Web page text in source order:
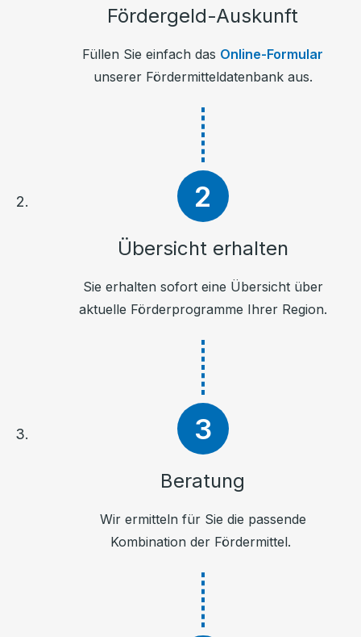
Fördergeld-Auskunft
Füllen Sie einfach das Online-Formular
unserer Fördermitteldatenbank aus.
Übersicht erhalten
Sie erhalten sofort eine Übersicht über
aktuelle Förderprogramme Ihrer Region.
Beratung
Wir ermitteln für Sie die passende
Kombination der Fördermittel.